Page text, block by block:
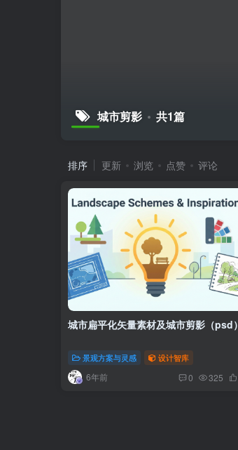
城市剪影 共1篇
排序 更新 浏览 点赞 评论
城市扁平化矢量素材及城市剪影（psd）
景观方案与灵感 设计智库
6年前 0 325